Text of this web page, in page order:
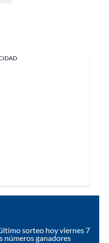
sorteo hoy viernes 7
números ganadores